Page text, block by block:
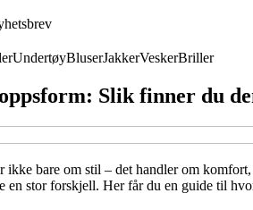
UndertøyBluserJakkerVeskerBriller
Slik finner du
ikke bare om stil – det handler om
en stor forskjell. Her får du en guide til